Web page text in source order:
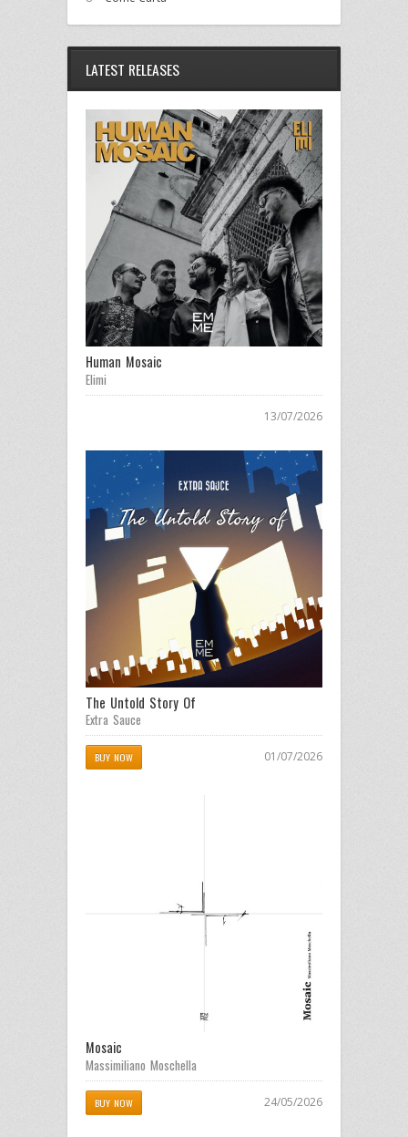
LATEST RELEASES
Human Mosaic
Elimi
13/07/2026
The Untold Story Of
Extra Sauce
BUY NOW 01/07/2026
Mosaic
Massimiliano Moschella
BUY NOW 24/05/2026